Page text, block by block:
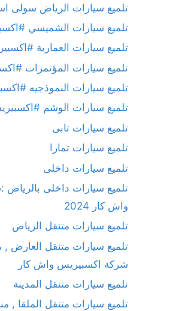
تلميع سيارات الرياض سولى
تلميع سيارات الشميسي
تلميع سيارات العمارية
تلميع سيارات المؤتمرات
تلميع سيارات النموذجيه
تلميع سيارات الوشم
تلميع سيارات تابى
تلميع سيارات تمارا
تلميع سيارات داخلى
تلميع سيارات داخلى
واش كار 2024
تلميع سيارات متنقل الرياض
تلميع سيارات متنقل العارض
شركة اكسبيريس واش كار
تلميع سيارات متنقل المدينة
تلميع سيارات متنقل الملقا ,